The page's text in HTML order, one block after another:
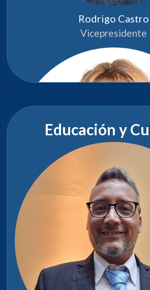
Rodrigo Castro
Vicepresidente
Ester Rodríguez
Educación y